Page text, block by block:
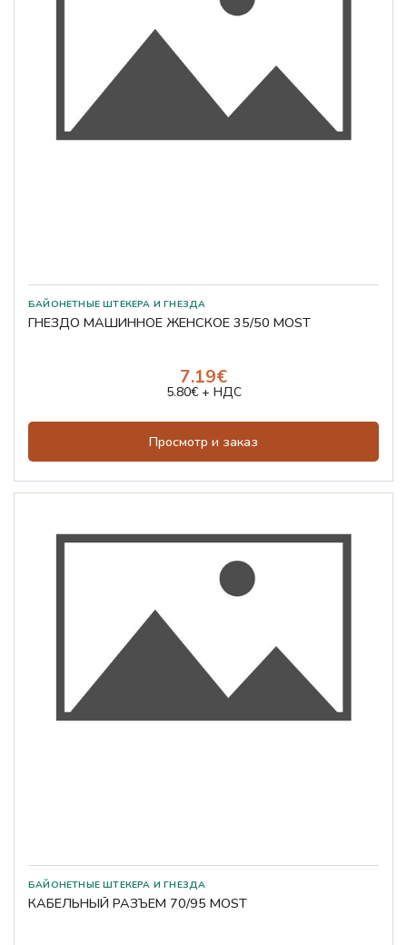
БАЙОНЕТНЫЕ ШТЕКЕРА И ГНЕЗДА
ГНЕЗДО МАШИННОЕ ЖЕНСКОЕ 35/50 MOST
7.19€
5.80€ + НДС
Просмотр и заказ
БАЙОНЕТНЫЕ ШТЕКЕРА И ГНЕЗДА
КАБЕЛЬНЫЙ РАЗЪЁМ 70/95 MOST